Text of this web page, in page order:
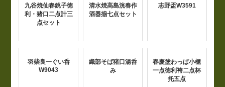
九谷焼仙春銚子徳
利・猪口二点計三
点セット
清水焼高島洸春作
酒器揃七点セット
志野盃W3591
羽柴良一ぐい呑
W9043
織部そば猪口湯呑
み
春慶塗わっぱ小櫃
一点徳利袴二点杯
托五点